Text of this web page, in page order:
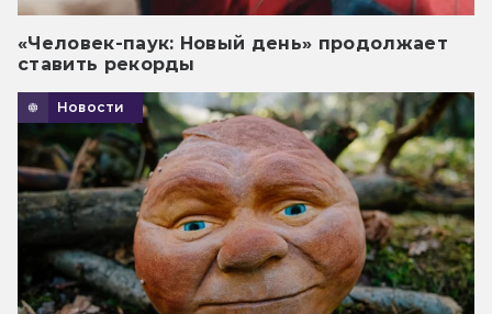
«Человек-паук: Новый день» продолжает
ставить рекорды
Новости